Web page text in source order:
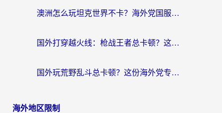
澳洲怎么玩坦克世界不卡？海外党国服游戏加速终极指南（附逆战奇妙碰碰车解决方案）
国外打穿越火线：枪战王者总卡顿？这篇加速器推荐下载指南帮你解决延迟难题
国外玩荒野乱斗总卡顿？这份海外党专属的国服游戏加速攻略请收好
海外地区限制